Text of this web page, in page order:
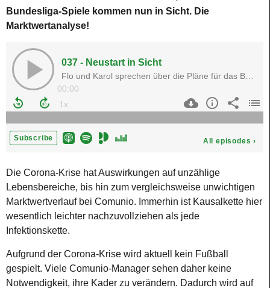
Bundesliga-Spiele kommen nun in Sicht. Die
Marktwertanalyse!
Die Corona-Krise hat Auswirkungen auf unzählige
Lebensbereiche, bis hin zum vergleichsweise unwichtigen
Marktwertverlauf bei Comunio. Immerhin ist Kausalkette hier
wesentlich leichter nachzuvollziehen als jede
Infektionskette.
Aufgrund der Corona-Krise wird aktuell kein Fußball
gespielt. Viele Comunio-Manager sehen daher keine
Notwendigkeit, ihre Kader zu verändern. Dadurch wird auf